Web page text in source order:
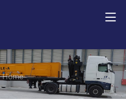
Home